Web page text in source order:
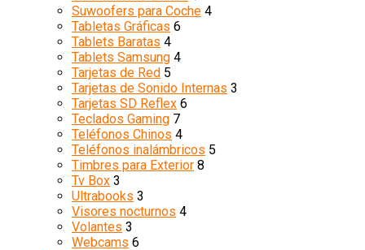
Suwoofers para Coche 4
Tabletas Gráficas 6
Tablets Baratas 4
Tablets Samsung 4
Tarjetas de Red 5
Tarjetas de Sonido Internas 3
Tarjetas SD Reflex 6
Teclados Gaming 7
Teléfonos Chinos 4
Teléfonos inalámbricos 5
Timbres para Exterior 8
Tv Box 3
Ultrabooks 3
Visores nocturnos 4
Volantes 3
Webcams 6